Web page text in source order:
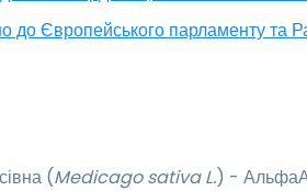
до Європейського парламенту
(Medicago sativa L.) -